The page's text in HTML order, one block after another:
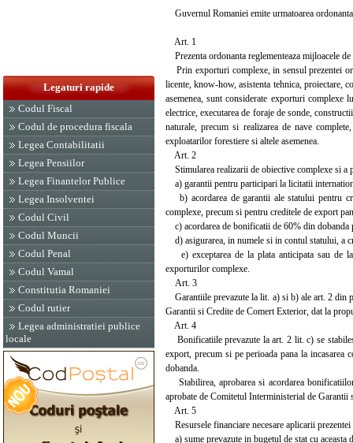
Legaturi rapide
Codul Fiscal
Codul de procedura fiscala
Legea Contabilitatii
Legea Pensiilor
Legea Finantelor Publice
Legea Insolventei
Codul Civil
Codul Muncii
Codul Penal
Codul Vamal
Constitutia Romaniei
Codul rutier
Legea administratiei publice
locale
Guvernul Romaniei emite urmatoarea
Art. 1
Prezenta ordonanta reglementeaza mijloacele
Prin exporturi complexe, in sensul prezentei
licente, know-how, asistenta tehnica, proiectare,
asemenea, sunt considerate exporturi complexe
electrice, executarea de foraje de sonde,
naturale, precum si realizarea de nave
exploatarilor forestiere si altele asemenea.
Art. 2
Stimularea realizarii de obiective complexe si a
a) garantii pentru participari la licitatii
b) acordarea de garantii ale statului pentru
complexe, precum si pentru creditele de export
c) acordarea de bonificatii de 60% din
d) asigurarea, in numele si in contul statului, a
e) exceptarea de la plata anticipata sau de
exporturilor complexe.
Art. 3
Garantiile prevazute la lit. a) si b) ale art. 2 din
Garantii si Credite de Comert Exterior, dat la
Art. 4
Bonificatiile prevazute la art. 2 lit. c) se
export, precum si pe perioada pana la incasarea
dobanda.
Stabilirea, aprobarea si acordarea
aprobate de Comitetul Interministerial de Garantii
Art. 5
Resursele financiare necesare aplicarii
a) sume prevazute in bugetul de stat cu aceasta